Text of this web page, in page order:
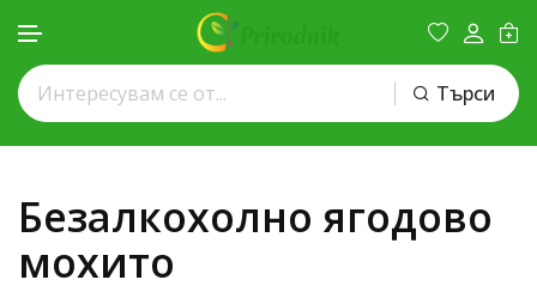
Търси
Безалкохолно ягодово
мохито